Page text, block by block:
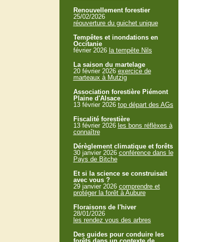
Renouvellement forestier
25/02/2026
réouverture du guichet unique
Tempêtes et inondations en
Occitanie
février 2026 la tempête Nils
La saison du martelage
20 février 2026 exercice de
marteaux à Mutzig
Association forestière Piémont
Plaine d'Alsace
13 février 2026 top départ des AGs
Fiscalité forestière
13 février 2026 les bons réflèxes à
connaître
Dérèglement climatique et forêts
30 janvier 2026 conférence dans le
Pays de Bitche
Et si la science se construisait
avec vous ?
29 janvier 2026 comprendre et
protéger la forêt à Aubure
Floraisons de l'hiver
28/01/2026
les rendez vous des arbres
Des guides pour conduire les